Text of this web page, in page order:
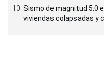
Sismo de magnitud 5.0
viviendas colapsadas y